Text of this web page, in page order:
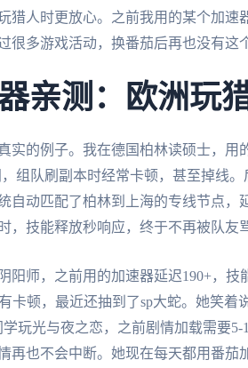
猎人时更放心。之前我用的某个加速
很多游戏活动，换番茄后再也没有这
亲测：欧洲玩
实的例子。我在德国柏林读硕士，用
组队刷副本时经常卡顿，甚至掉线
自动匹配了柏林到上海的专线节点，
，技能释放秒响应，终于不再被队友
阳师，之前用的加速器延迟190+，
卡顿，最近还抽到了sp大蛇。她笑着说
玩光与夜之恋，之前剧情加载需要
再也不会中断。她现在每天都用番茄